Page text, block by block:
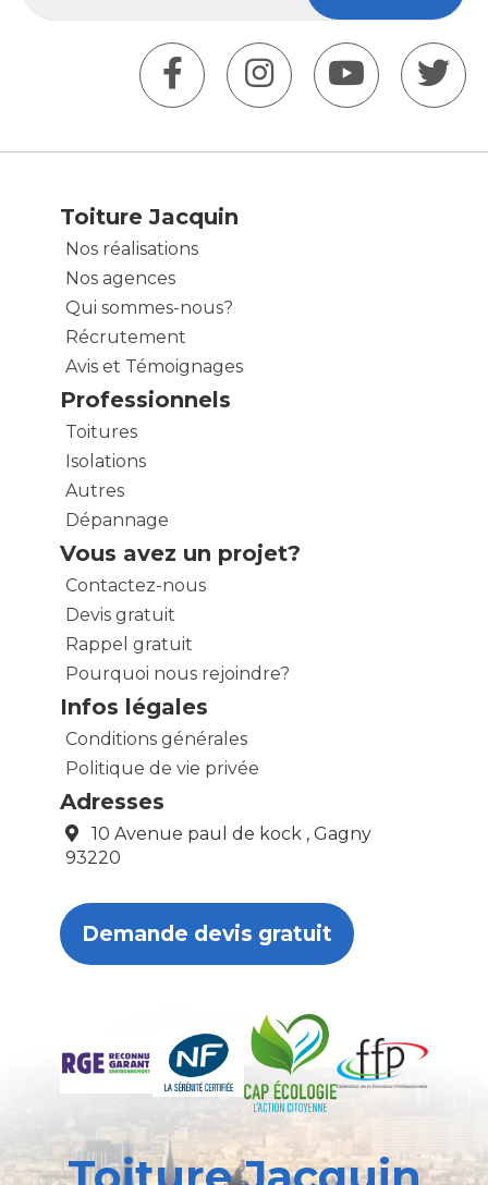
Toiture Jacquin
Nos réalisations
Nos agences
Qui sommes-nous?
Récrutement
Avis et Témoignages
Professionnels
Toitures
Isolations
Autres
Dépannage
Vous avez un projet?
Contactez-nous
Devis gratuit
Rappel gratuit
Pourquoi nous rejoindre?
Infos légales
Conditions générales
Politique de vie privée
Adresses
10 Avenue paul de kock , Gagny
93220
Demande devis gratuit